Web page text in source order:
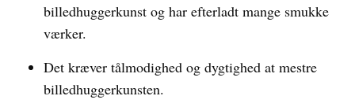
billedhuggerkunst og har efterladt mange smukke
værker.
Det kræver tålmodighed og dygtighed at mestre
billedhuggerkunsten.